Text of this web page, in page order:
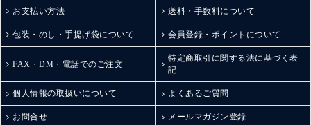
お支払い方法 送料・手数料について
包装・のし・手提げ袋について 会員登録・ポイントについて
FAX・DM・電話でのご注文
特定商取引に関する法に基づく表
記
個人情報の取扱いについて よくあるご質問
お問合せ メールマガジン登録